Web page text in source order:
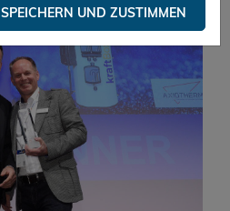
SPEICHERN UND ZUSTIMMEN